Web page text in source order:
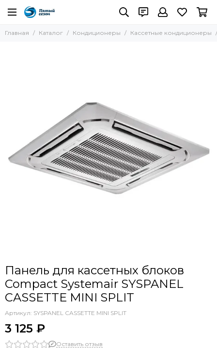
Кондиционеры
Пульты управления
Главная Каталог Кондиционеры Кассетные кондиционеры
Панель для кассетных блоков
Compact Systemair SYSPANEL
CASSETTE MINI SPLIT
Артикул: SYSPANEL CASSETTE MINI SPLIT
3 125 ₽
Оставить отзыв